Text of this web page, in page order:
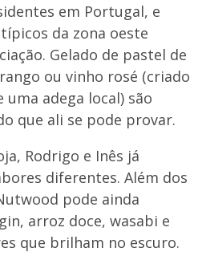
em Portugal, e
da zona oeste
Gelado de pastel de
ou vinho rosé (criado
adega local) são
que ali se pode provar.
Rodrigo e Inês já
diferentes. Além dos
pode ainda
arroz doce, wasabi e
que brilham no escuro.